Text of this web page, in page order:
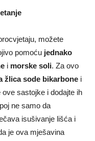
možete
pomoću jednako
i morske soli. Za ovo
žlica sode bikarbone i
ove sastojke i dodajte ih
ne samo da
isušivanje lišća i
je ova mješavina